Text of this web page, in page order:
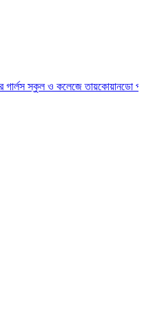
স্কুল ও কলেজে তায়কোয়ানডো